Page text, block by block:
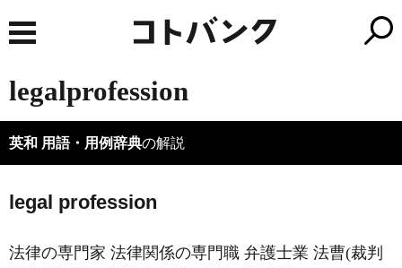
legalprofession
英和 用語・用例辞典の解説
legal profession
法律の専門家 法律関係の専門職 弁護士業 法曹(裁判